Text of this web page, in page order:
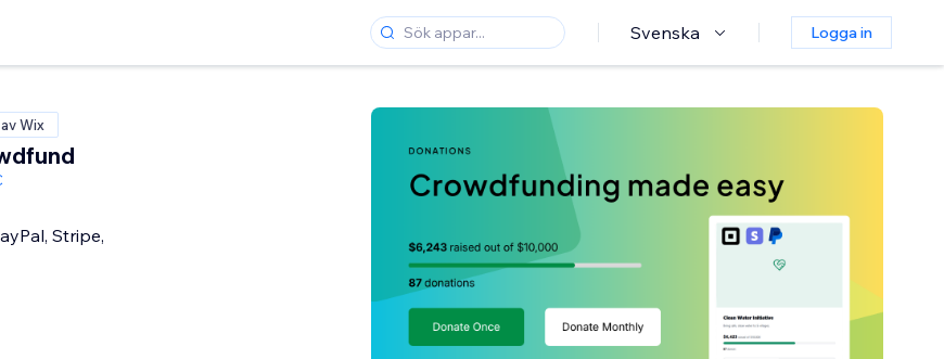
Svenska Logga in
Wix
Stripe,